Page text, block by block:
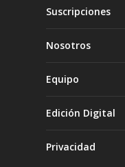
Suscripciones
Nosotros
Equipo
Edición Digital
Privacidad